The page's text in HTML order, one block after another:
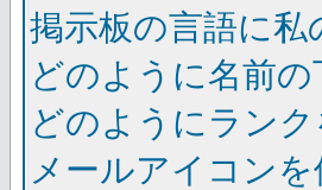
掲示板の言語に
どのように名前
どのようにラン
メールアイコン